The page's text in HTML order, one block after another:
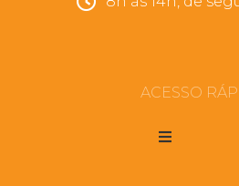
ACESSO